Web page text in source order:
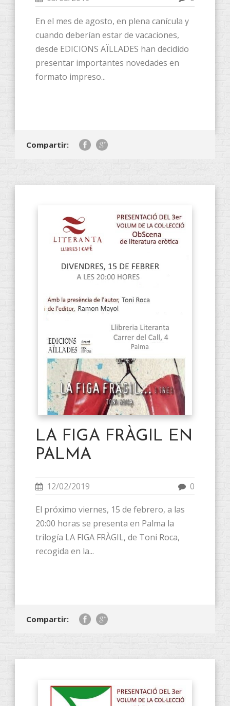
En el mes de agosto, en plena canícula y
cuando deberían estar de vacaciones,
desde EDICIONS AÏLLADES han decidido
presentar importantes novedades en
formato impreso...
Compartir:
LA FIGA FRÀGIL EN
PALMA
12/02/2019 0
El próximo viernes, 15 de febrero, a las
20:00 horas se presenta en Palma la
trilogía LA FIGA FRÀGIL, de Toni Roca,
recogida en la...
Compartir: